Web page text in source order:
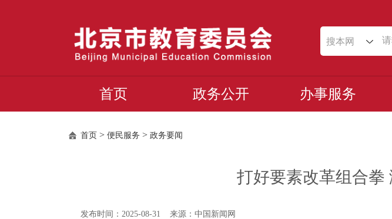
搜本网
首页 政务公开 办事服务
首页 > 便民服务 > 政务要闻
打好要素改革组合拳
发布时间：2025-08-31 来源：中国新闻网